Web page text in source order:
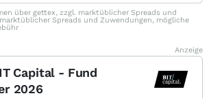
über gettex, zzgl. marktüblicher Spreads und
Spreads und Zuwendungen, mögliche
Anzeige
Capital - Fund
2026